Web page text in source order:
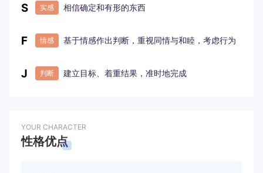
S 实感 相信确定和有形的东西
F 情感 基于情感作出判断，重视同情与和睦，考虑行为
J 判断 建立目标、着重结果，准时地完成
YOUR CHARACTER
性格优点